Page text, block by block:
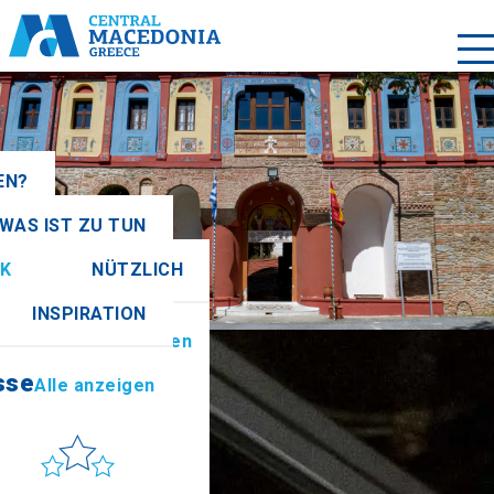
IST ZU TUN
NÜTZLICH
Alle anzeigen
to get there
INSPIRATION
Alle anzeigen